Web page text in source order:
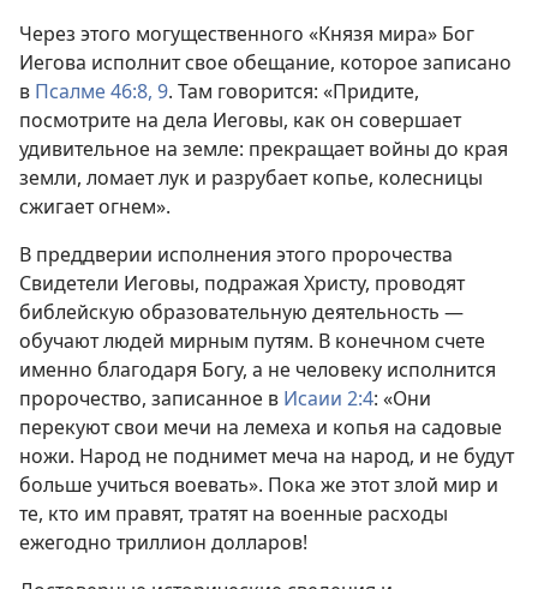
Через этого могущественного «Князя мира» Бог
Иегова исполнит свое обещание, которое записано
в Псалме 46:8, 9. Там говорится: «Придите,
посмотрите на дела Иеговы, как он совершает
удивительное на земле: прекращает войны до края
земли, ломает лук и разрубает копье, колесницы
сжигает огнем».
В преддверии исполнения этого пророчества
Свидетели Иеговы, подражая Христу, проводят
библейскую образовательную деятельность —
обучают людей мирным путям. В конечном счете
именно благодаря Богу, а не человеку исполнится
пророчество, записанное в Исаии 2:4: «Они
перекуют свои мечи на лемеха и копья на садовые
ножи. Народ не поднимет меча на народ, и не будут
больше учиться воевать». Пока же этот злой мир и
те, кто им правят, тратят на военные расходы
ежегодно триллион долларов!